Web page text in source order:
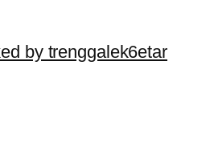
by trenggalek6etar